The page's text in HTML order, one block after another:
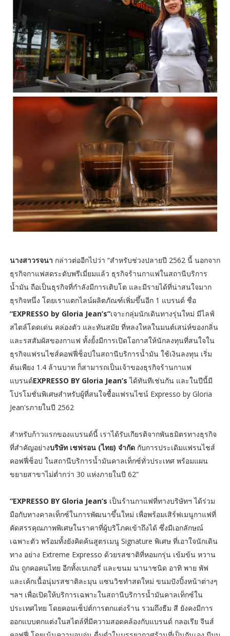
นางสาวรจนา กล่าวต่ออีกไปว่า “สำหรับช่วงปลายปี 2562 นี้ นอกจาก
ธุรกิจกาแฟสดระดับพรีเมี่ยมแล้ว ธุรกิจร้านกาแฟในสถานีบริการ
น้ำมัน ถือเป็นธุรกิจที่กำลังมีการเติบโต และมีรายได้ที่น่าสนใจมาก
ธุรกิจหนึ่ง โดยเราแตกไลน์ผลิตภัณฑ์เพิ่มขึ้นอีก 1 แบรนด์ ชื่อ
“EXPRESSO by Gloria Jean’s”เจาะกลุ่มนักเดินทางรุ่นใหม่ มีไลฟ์
สไตล์โดดเด่น คล่องตัว และทันสมัย ที่หลงใหลในมนต์เสน่ห์ของกลิ่น
และรสสัมผัสของกาแฟ ทั้งยั้งมีการเปิดโอกาสให้นักลงทุนที่สนใจใน
ธุรกิจแฟรนไชส์คอฟฟี่ช็อปในสถานีบริการน้ำมัน ใช้เงินลงทุน เริ่ม
ต้นเพียง 1.4 ล้านบาท ก็สามารถเป็นเจ้าของธุรกิจร้านกาแฟ
แบรนด์EXPRESSO BY Gloria Jean’sได้ทันทีเช่นกัน และในปีนี้มี
โปรโมชั่นพิเศษสำหรับผู้ที่สนใจซื้อแฟรนไชน์ Expresso by Gloria
Jean'sภายในปี 2562
สำหรับก้าวแรกของแบรนด์นี้ เราได้รับเกียรติจากพันธมิตรทางธุรกิจ
ที่สำคัญอย่างบริษัท เชฟรอน (ไทย) จำกัดกับการประเดิมแฟรนไชส์
คอฟฟี่ช็อป ในสถานีบริการน้ำมันคาลเท็กซ์ทั่วประเทศ พร้อมแผน
ขยายสาขาไม่ต่ำกว่า 30 แห่งภายในปี 62”
“EXPRESSO BY Gloria Jean’s เป็นร้านกาแฟที่ทางบริษัทฯ ได้ร่วม
มือกับทางคาลเท็กซ์ในการพัฒนาขึ้นใหม่ เพื่อพร้อมเสิร์ฟเมนูกาแฟที่
คัดสรรคุณภาพพิเศษในราคาที่ผู้บริโภคเข้าถึงได้ ซึ่งมีเอกลักษณ์
เฉพาะตัว พร้อมทั้งยังคิดค้นสูตรเมนู Signature พิเศษ ที่เอาใจนักเดิน
ทาง อย่าง Extreme Expresso ด้วยรสชาติที่หอมกรุ่น เข้มข้น หวาน
มัน ถูกคอคนไทย อีกทั้งเบเกอรี่ และขนม นานาชนิด อาทิ พาย พัฟ
และเค้กเนื้อนุ่มรสชาติละมุน แซนวิชทำสดใหม่ ขนมปังปิ้งหน้าต่างๆ
ฯลฯ เพื่อเปิดให้บริการเฉพาะในสถานีบริการน้ำมันคาลเท็กซ์ใน
ประเทศไทย โดยคอนเซ็ปต์การตกแต่งร้าน รวมถึงธีม สี ยังคงมีการ
ออกแบบตกแต่งในสไตล์ที่มีความสอดคล้องกับแบรนด์ กลอเรีย จีนส์